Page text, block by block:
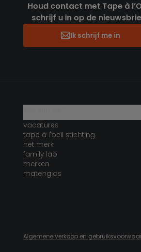
Houd contact met Tape à
schrijf u in op de
Ik schrijf me in
vacatures
tape à l'oeil stichting
het merk
family lab
merken
matengids
Algemene verkoop en